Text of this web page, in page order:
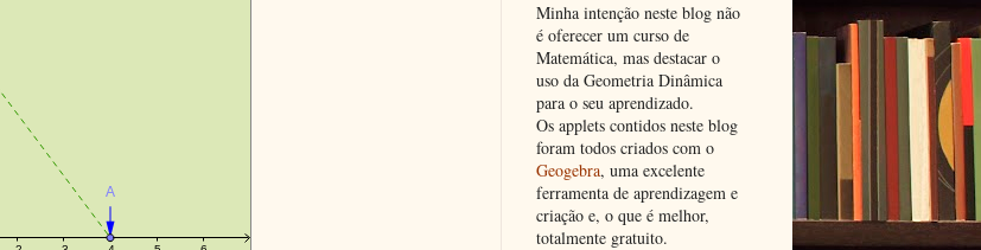
Minha intenção neste blog não
é oferecer um curso de
Matemática, mas destacar o
uso da Geometria Dinâmica
para o seu aprendizado.
Os applets contidos neste blog
foram todos criados com o
Geogebra, uma excelente
ferramenta de aprendizagem e
criação e, o que é melhor,
totalmente gratuito.